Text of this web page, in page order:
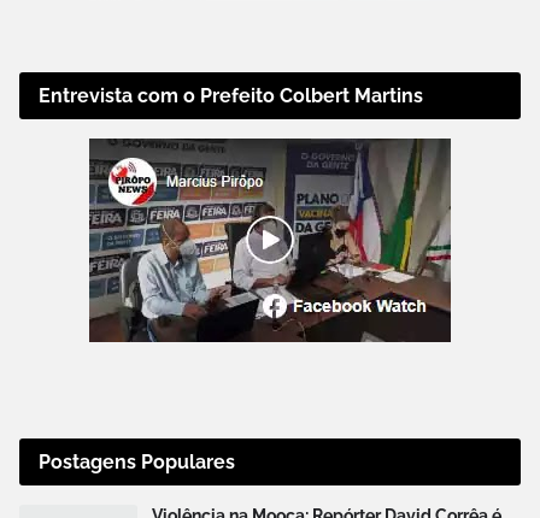
Entrevista com o Prefeito Colbert Martins
Postagens Populares